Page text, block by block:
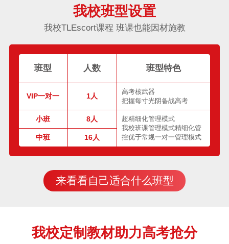
我校班型设置
我校TLEscort课程 班课也能因材施教
班型 人数 班型特色
VIP一对一 1人
高考核武器
把握每寸光阴备战高考
小班 8人
超精细化管理模式
我校班课管理模式精细化管
控优于常规一对一管理模式
中班 16人
来看看自己适合什么班型
我校定制教材助力高考抢分